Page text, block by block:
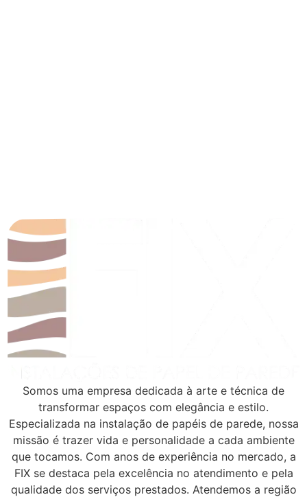
Somos uma empresa dedicada à arte e técnica de
transformar espaços com elegância e estilo.
Especializada na instalação de papéis de parede, nossa
missão é trazer vida e personalidade a cada ambiente
que tocamos. Com anos de experiência no mercado, a
FIX se destaca pela excelência no atendimento e pela
qualidade dos serviços prestados. Atendemos a região